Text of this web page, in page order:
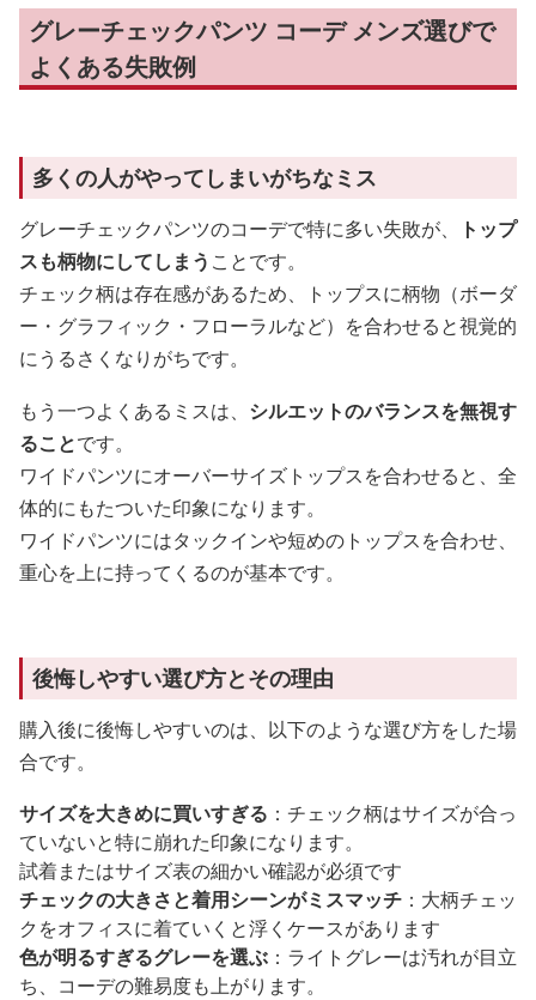
グレーチェックパンツ コーデ メンズ選びで
よくある失敗例
多くの人がやってしまいがちなミス
グレーチェックパンツのコーデで特に多い失敗が、
トップ
スも柄物にしてしまう ことです。
チェック柄は存在感があるため、トップスに柄物（ボーダ
ー・グラフィック・フローラルなど）を合わせると視覚的
にうるさくなりがちです。
もう一つよくあるミスは、 シルエットのバランスを無視す
ることです。
ワイドパンツにオーバーサイズトップスを合わせると、全
体的にもたついた印象になります。
ワイドパンツにはタックインや短めのトップスを合わせ、
重心を上に持ってくるのが基本です。
後悔しやすい選び方とその理由
購入後に後悔しやすいのは、以下のような選び方をした場
合です。
サイズを大きめに買いすぎる ：チェック柄はサイズが合っ
ていないと特に崩れた印象になります。
試着またはサイズ表の細かい確認が必須です
チェックの大きさと着用シーンがミスマッチ ：大柄チェッ
クをオフィスに着ていくと浮くケースがあります
色が明るすぎるグレーを選ぶ ：ライトグレーは汚れが目立
ち、コーデの難易度も上がります。